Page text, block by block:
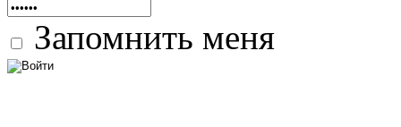
Запомнить меня